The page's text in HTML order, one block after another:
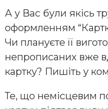
А у Вас були якісь
оформленням
Чи плануєте її
непрописаних вже
картку? Пишіть у
Те, що немісцевим